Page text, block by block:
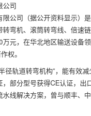
公司
公司（据公开资料显示）
弯机、滚筒转弯线、倍速
元，在华北地区输送设备
权。
径轨道转弯机构”，能有效
部分型号获得CE认证，
线解决方案，曾与顺丰、